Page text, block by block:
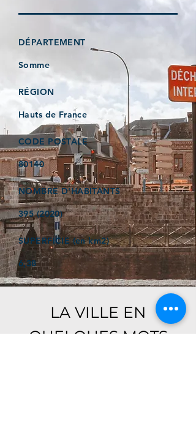
DÉPARTEMENT
Somme
RÉGION
Hauts de France
CODE POSTALE
80140
NOMBRE D'HABITANTS
395 (2020)
SUPERFICIE (en km2)
6,38
LA VILLE EN
QUELQUES MOTS